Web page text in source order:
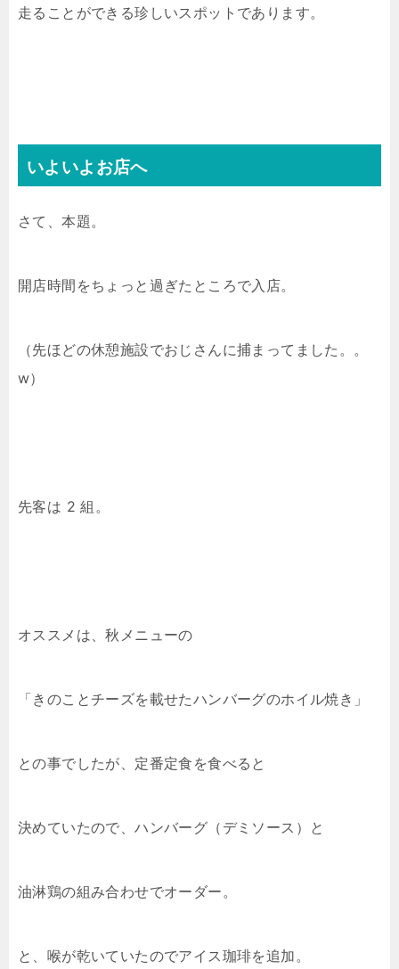
走ることができる珍しいスポットであります。
いよいよお店へ
さて、本題。
開店時間をちょっと過ぎたところで入店。
（先ほどの休憩施設でおじさんに捕まってました。。
w）
先客は 2 組。
オススメは、秋メニューの
「きのことチーズを載せたハンバーグのホイル焼き」
との事でしたが、定番定食を食べると
決めていたので、ハンバーグ（デミソース）と
油淋鶏の組み合わせでオーダー。
と、喉が乾いていたのでアイス珈琲を追加。